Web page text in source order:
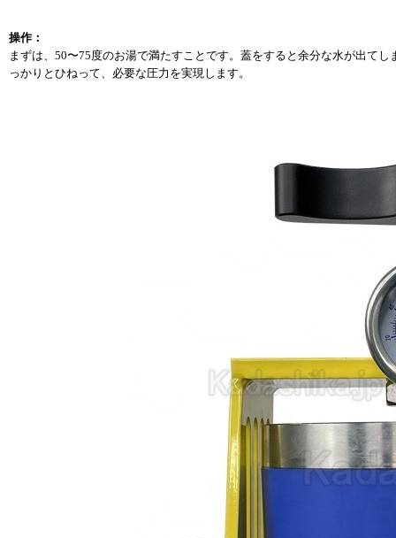
操作：
まずは、50〜75度のお湯で満たすことです。蓋をすると余分な水が出て
っかりとひねって、必要な圧力を実現します。